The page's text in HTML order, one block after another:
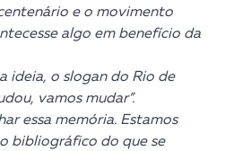
e o movimento
algo em benefício da
ideia, o slogan do Rio de
vamos mudar”.
essa memória. Estamos
bibliográfico do que se